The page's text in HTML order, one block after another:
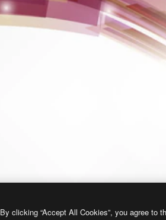
By clicking “Accept All Cookies”, you agree to